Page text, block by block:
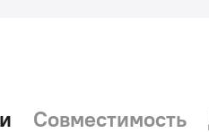
Совместимость